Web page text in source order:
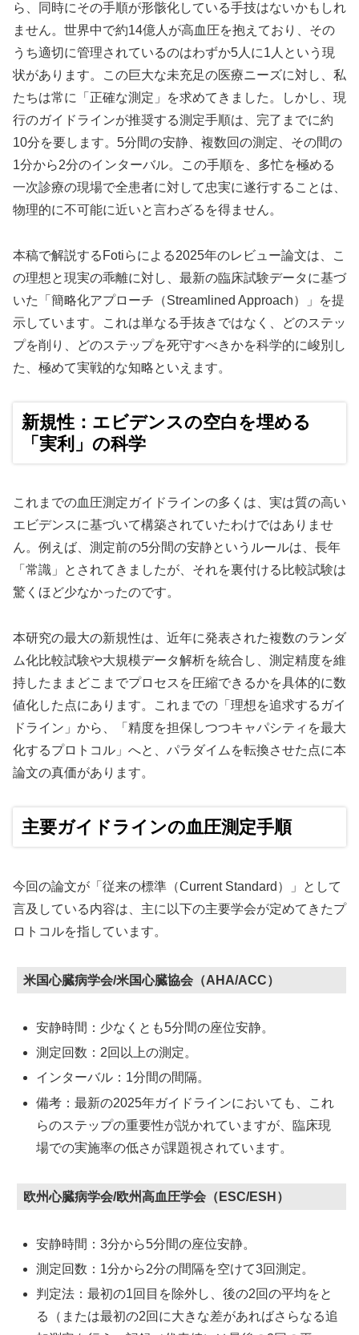
ら、同時にその手順が形骸化している手技はないかもしれ
ません。世界中で約14億人が高血圧を抱えており、その
うち適切に管理されているのはわずか5人に1人という現
状があります。この巨大な未充足の医療ニーズに対し、私
たちは常に「正確な測定」を求めてきました。しかし、現
行のガイドラインが推奨する測定手順は、完了までに約
10分を要します。5分間の安静、複数回の測定、その間の
1分から2分のインターバル。この手順を、多忙を極める
一次診療の現場で全患者に対して忠実に遂行することは、
物理的に不可能に近いと言わざるを得ません。
本稿で解説するFotiらによる2025年のレビュー論文は、こ
の理想と現実の乖離に対し、最新の臨床試験データに基づ
いた「簡略化アプローチ（Streamlined Approach）」を提
示しています。これは単なる手抜きではなく、どのステッ
プを削り、どのステップを死守すべきかを科学的に峻別し
た、極めて実戦的な知略といえます。
新規性：エビデンスの空白を埋める
「実利」の科学
これまでの血圧測定ガイドラインの多くは、実は質の高い
エビデンスに基づいて構築されていたわけではありませ
ん。例えば、測定前の5分間の安静というルールは、長年
「常識」とされてきましたが、それを裏付ける比較試験は
驚くほど少なかったのです。
本研究の最大の新規性は、近年に発表された複数のランダ
ム化比較試験や大規模データ解析を統合し、測定精度を維
持したままどこまでプロセスを圧縮できるかを具体的に数
値化した点にあります。これまでの「理想を追求するガイ
ドライン」から、「精度を担保しつつキャパシティを最大
化するプロトコル」へと、パラダイムを転換させた点に本
論文の真価があります。
主要ガイドラインの血圧測定手順
今回の論文が「従来の標準（Current Standard）」として
言及している内容は、主に以下の主要学会が定めてきたプ
ロトコルを指しています。
米国心臓病学会/米国心臓協会（AHA/ACC）
安静時間：少なくとも5分間の座位安静。
測定回数：2回以上の測定。
インターバル：1分間の間隔。
備考：最新の2025年ガイドラインにおいても、これ
らのステップの重要性が説かれていますが、臨床現
場での実施率の低さが課題視されています。
欧州心臓病学会/欧州高血圧学会（ESC/ESH）
安静時間：3分から5分間の座位安静。
測定回数：1分から2分の間隔を空けて3回測定。
判定法：最初の1回目を除外し、後の2回の平均をと
る（または最初の2回に大きな差があればさらなる追